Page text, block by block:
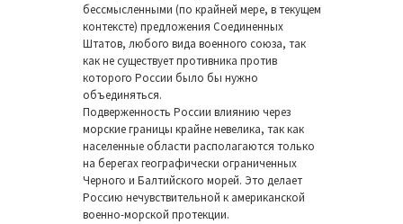
бессмысленными (по крайней мере, в текущем
контексте) предложения Соединенных
Штатов, любого вида военного союза, так
как не существует противника против
которого России было бы нужно
объединяться.
Подверженность России влиянию через
морские границы крайне невелика, так как
населенные области располагаются только
на берегах географически ограниченных
Черного и Балтийского морей. Это делает
Россию нечувствительной к американской
военно-морской протекции.